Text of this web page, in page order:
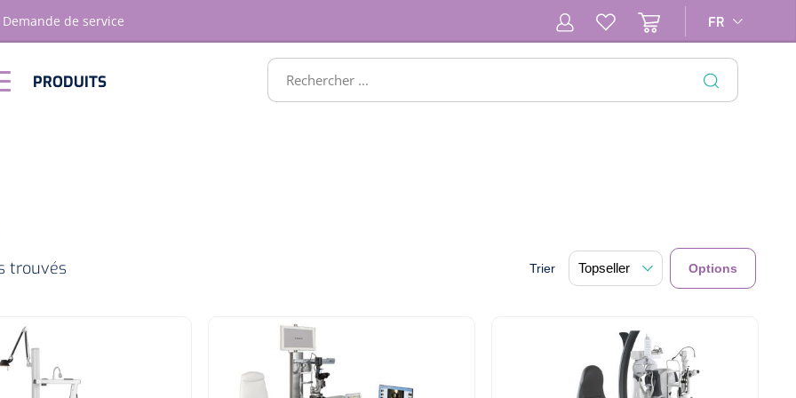
Demande de service FR
PRODUITS
trouvés Trier Options